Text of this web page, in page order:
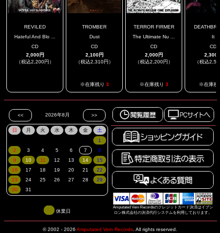
REVILED
Hateful And Blo ...
CD
2,000円
（税込2,200円）
TROMBER
Dust
CD
2,100円
（税込2,310円）
※在庫残り 3
TERROR FIRMER
The Ultimate Nu ...
CD
2,000円
（税込2,200円）
※在庫残り 3
It
CD
2,300
（税込
※在庫残
Amputated Vein Recordsのクレジットカード決済はイプシ
ロン株式会社の決済代行システムを利用しております。
休業日
© 2002 - 2026 Amputated Vein Records All rights reserved.